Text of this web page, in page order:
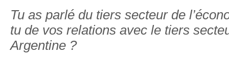
Tu as parlé du tiers secteur de
tu de vos relations avec le tiers
Argentine ?